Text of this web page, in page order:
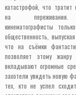
катастрофой, что тратит
на переживания.
кинематографисты
общественность,
что на съёмки
позволяет этому
вкладывают огромные
захотели увидеть новую
тех, кто не успел